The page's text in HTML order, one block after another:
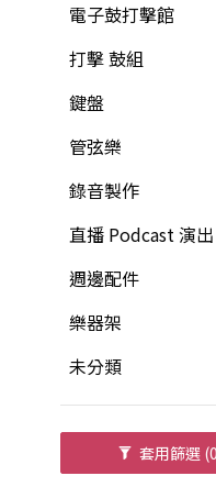
電子鼓打擊館
打擊 鼓組
鍵盤
管弦樂
錄音製作
直播 Podcast 演出
週邊配件
樂器架
未分類
套用篩選